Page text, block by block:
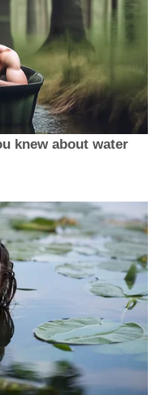
knew about water